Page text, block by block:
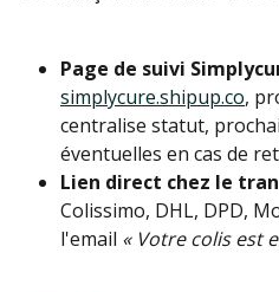
Page de suivi
simplycure.shipup.co,
centralise statut,
éventuelles en cas de
Lien direct chez le
Colissimo, DHL, DPD,
l'email « Votre colis est